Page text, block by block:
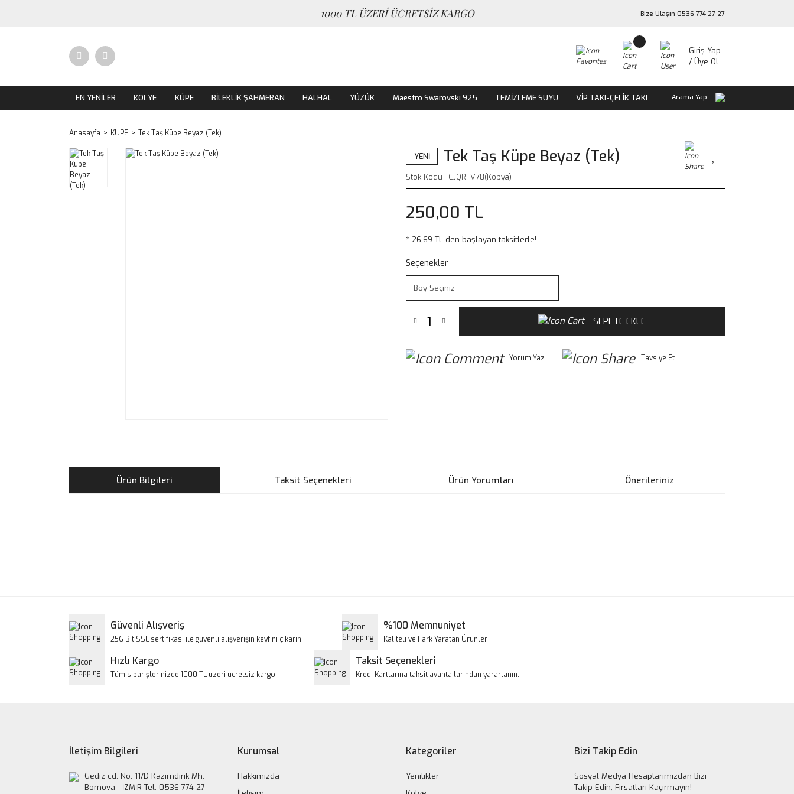
1000 TL ÜZERİ ÜCRETSİZ KARGO Bize Ulaşın 0536 774 27 27
Giriş Yap
/ Üye Ol
EN YENİLER KOLYE KÜPE BİLEKLİK ŞAHMERAN HALHAL YÜZÜK Maestro Swarovski 925 TEMİZLEME SUYU VİP TAKI-ÇELİK TAKI Arama Yap
Anasayfa KÜPE Tek Taş Küpe Beyaz (Tek)
YENİ Tek Taş Küpe Beyaz (Tek)
Stok Kodu CJQRTV78(Kopya)
250,00 TL
* 26,69 TL den başlayan taksitlerle!
Seçenekler
SEPETE EKLE
Yorum Yaz Tavsiye Et
Ürün Bilgileri Taksit Seçenekleri Ürün Yorumları Önerileriniz
Ürün fiyatı diğer sitelerden daha pahalı.
Güvenli Alışveriş
256 Bit SSL sertifikası ile güvenli alışverişin keyfini çıkarın.
%100 Memnuniyet
Kaliteli ve Fark Yaratan Ürünler
Hızlı Kargo
Tüm siparişlerinizde 1000 TL üzeri ücretsiz kargo
Taksit Seçenekleri
Kredi Kartlarına taksit avantajlarından yararlanın.
İletişim Bilgileri
Gediz cd. No: 11/D Kazımdirik Mh.
Bornova - İZMİR Tel: 0536 774 27
Kurumsal
Hakkımızda
Kategoriler
Yenilikler
Bizi Takip Edin
Sosyal Medya Hesaplarımızdan Bizi
Takip Edin, Fırsatları Kaçırmayın!